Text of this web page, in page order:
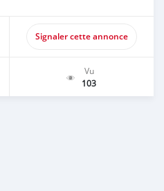
Signaler cette annonce
Vu
103